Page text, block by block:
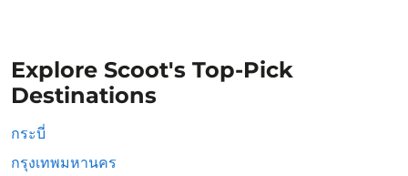
Explore Scoot's Top-Pick
Destinations
กระบี่
กรุงเทพมหานคร